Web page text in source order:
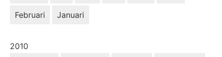
Februari Januari
År:
2010